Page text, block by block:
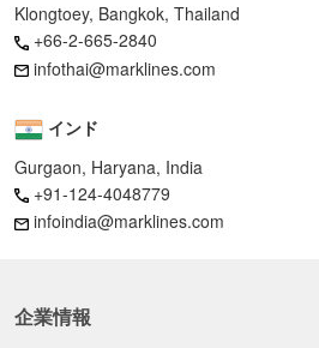
Klongtoey, Bangkok, Thailand
+66-2-665-2840
infothai@marklines.com
インド
Gurgaon, Haryana, India
+91-124-4048779
infoindia@marklines.com
企業情報